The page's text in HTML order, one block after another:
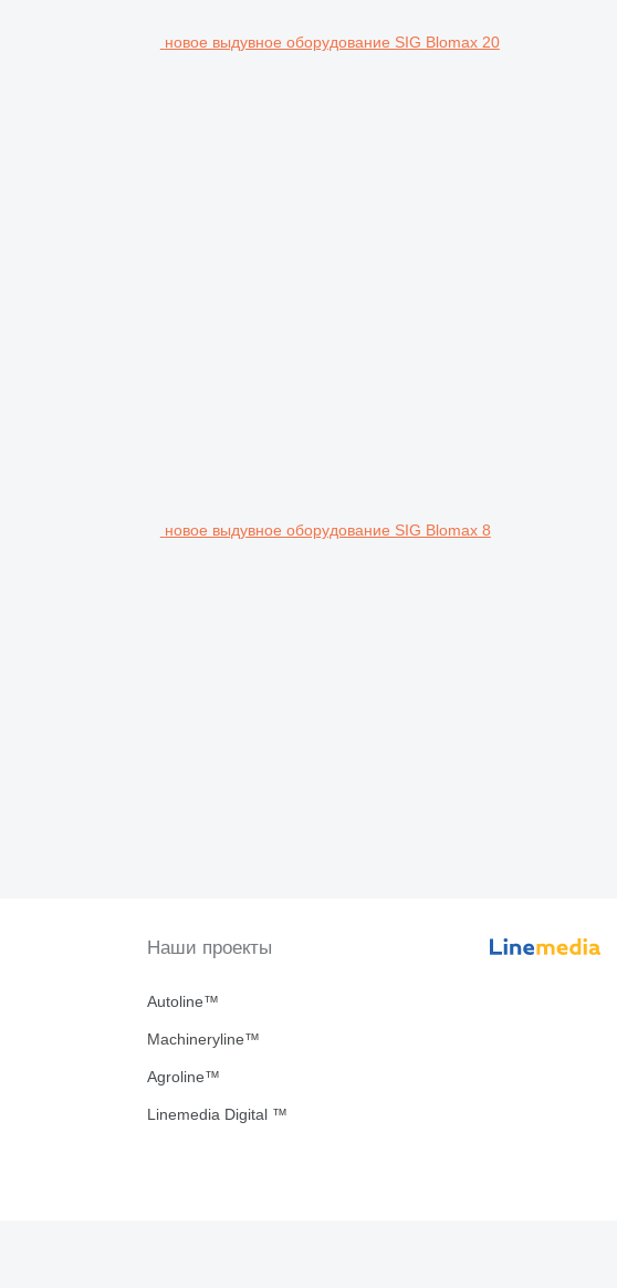
новое выдувное оборудование SIG Blomax 20
новое выдувное оборудование SIG Blomax 8
Наши проекты
Autoline™
Machineryline™
Agroline™
Linemedia Digital ™